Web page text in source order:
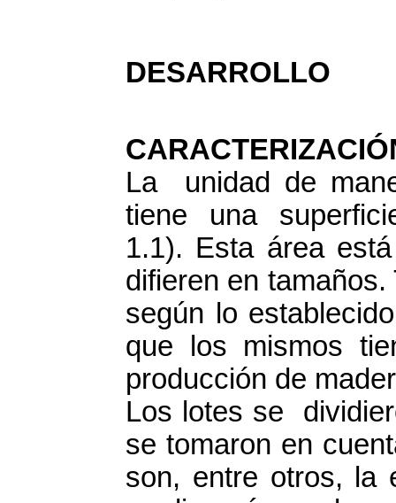
DESARROLLO
La unidad de
tiene una
1.1). Esta área
difieren en
según lo
que los mismos
producción de
Los lotes se
se tomaron en
son, entre otros, la